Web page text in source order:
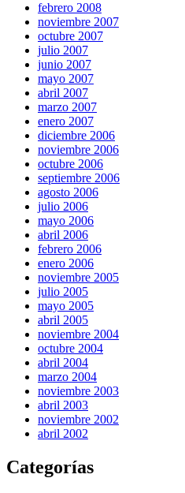
febrero 2008
noviembre 2007
octubre 2007
julio 2007
junio 2007
mayo 2007
abril 2007
marzo 2007
enero 2007
diciembre 2006
noviembre 2006
octubre 2006
septiembre 2006
agosto 2006
julio 2006
mayo 2006
abril 2006
febrero 2006
enero 2006
noviembre 2005
julio 2005
mayo 2005
abril 2005
noviembre 2004
octubre 2004
abril 2004
marzo 2004
noviembre 2003
abril 2003
noviembre 2002
abril 2002
Categorías